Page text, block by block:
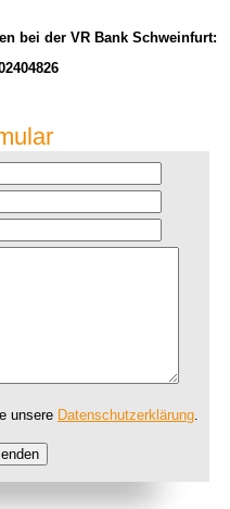
bei der VR Bank Schweinfurt:
unsere Datenschutzerklärung